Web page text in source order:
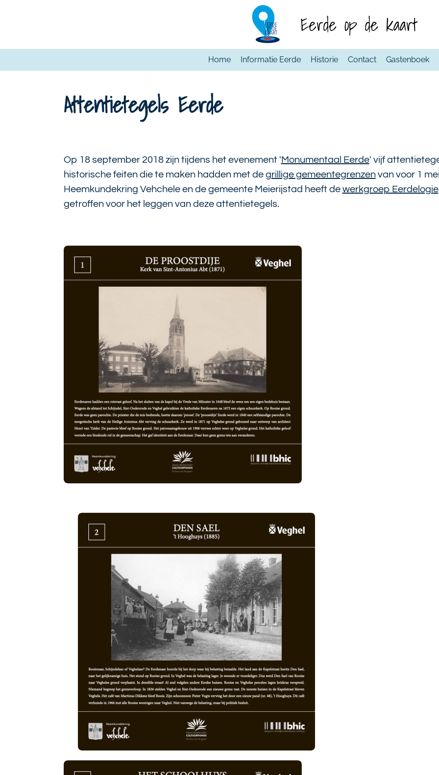
hoofdinhoud
Eerde op de kaart
Home Informatie Eerde Historie Contact Gastenboek
Attentietegels Eerde
Op 18 september 2018 zijn tijdens het evenement 'Monumentaal Eerde' vijf
historische feiten die te maken hadden met de grillige gemeentegrenzenvan voor 1
Heemkundekring Vehchele en de gemeente Meierijstad heeft de werkgroep Eerdelogie
getroffen voor het leggen van deze attentietegels.